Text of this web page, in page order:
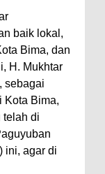
Kapolres
Sebagai
Rakyat
Ke-80,
Kenaikan
baik lokal,
Bima, dan
H. Mukhtar
sebagai
Kota Bima,
telah di
ini, agar di